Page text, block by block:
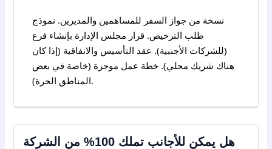
نسخة من جواز السفر للمساهمين والمديرين. نموذج
طلب الترخيص. قرار مجلس الإدارة بإنشاء فرع
(للشركات الأجنبية). عقد التأسيس والاتفاقية (إذا كان
هناك شريك محلي). خطة عمل موجزة (خاصة في بعض
المناطق الحرة).
هل يمكن للأجانب تملك 100% من الشركة